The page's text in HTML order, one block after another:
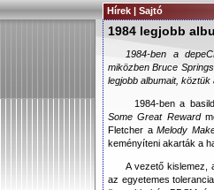
Hírek | Sajtó
1984 legjobb
1984-ben a
miközben Bruce
legjobb albumait,
1984-ben a
Some Great Reward
Fletcher aMelody
keményíteni akarták a
A vezető kislemez,
az egyetemes